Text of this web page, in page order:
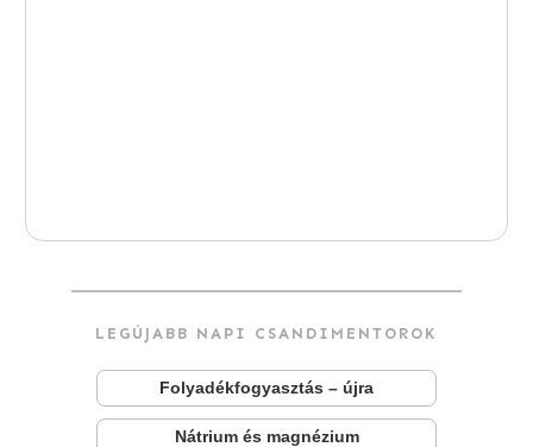
LEGÚJABB NAPI CSANDIMENTOROK
Folyadékfogyasztás – újra
Nátrium és magnézium